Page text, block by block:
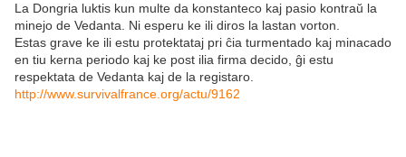
La Dongria luktis kun multe da konstanteco kaj pasio kontraŭ la
minejo de Vedanta. Ni esperu ke ili diros la lastan vorton.
Estas grave ke ili estu protektataj pri ĉia turmentado kaj minacado
en tiu kerna periodo kaj ke post ilia firma decido, ĝi estu
respektata de Vedanta kaj de la registaro.
http://www.survivalfrance.org/actu/9162